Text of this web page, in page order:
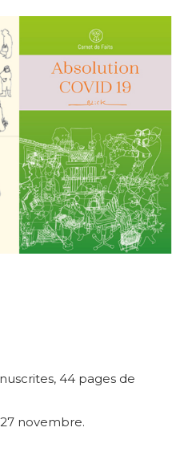
44 pages de
27 novembre.